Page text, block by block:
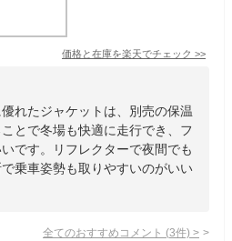
価格と在庫を楽天でチェック >>
れたジャケットは、別売の保温
とで冬場も快適に走行でき、フ
です。リフレクターで夜間でも
乗車姿勢も取りやすいのがいい
全てのおすすめコメント (3件) >